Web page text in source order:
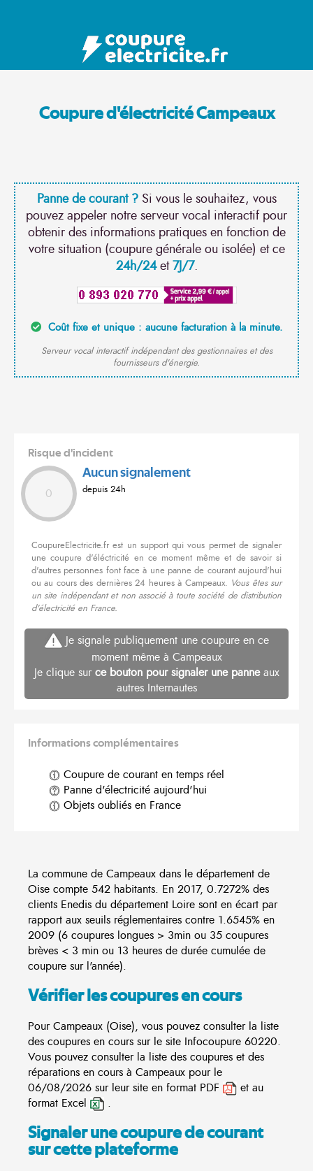
Coupure d'électricité Campeaux
Panne de courant ?Si vous le souhaitez, vous
pouvez appeler notre serveur vocal interactif pour
obtenir des informations pratiques en fonction de
votre situation (coupure générale ou isolée) et ce
24h/24et7J/7.
Coût fixe et unique : aucune facturation à la minute.
Serveur vocal interactif indépendant des gestionnaires et des
fournisseurs d'énergie.
Risque d'incident
0
Aucun signalement
depuis 24h
CoupureElectricite.fr est un support qui vous permet de signaler
une coupure d'éléctricité en ce moment même et de savoir si
d'autres personnes font face à une panne de courant aujourd'hui
ou au cours des dernières 24 heures à Campeaux. Vous êtes sur
un site indépendant et non associé à toute société de distribution
d'électricité en France.
Je signale publiquement une coupure en ce
moment même à Campeaux
Je clique sur ce bouton pour signaler une panneaux
autres Internautes
Informations complémentaires
Coupure de courant en temps réel
Panne d'électricité aujourd'hui
Objets oubliés en France
La commune de Campeaux dans le département de
Oise compte 542 habitants. En 2017, 0.7272% des
clients Enedis du département Loire sont en écart par
rapport aux seuils réglementaires contre 1.6545% en
2009 (6 coupures longues > 3min ou 35 coupures
brèves < 3 min ou 13 heures de durée cumulée de
coupure sur l'année).
Vérifier les coupures en cours
Pour Campeaux (Oise), vous pouvez consulter la liste
des coupures en cours sur le site Infocoupure 60220.
Vous pouvez consulter la liste des coupures et des
réparations en cours à Campeaux pour le
06/08/2026 sur leur site en format PDF
et au
format Excel
.
Signaler une coupure de courant
sur cette plateforme